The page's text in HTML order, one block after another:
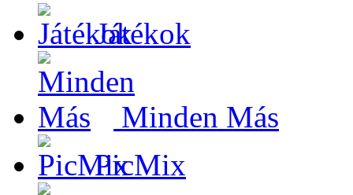
Játékok
Minden Más
PicMix